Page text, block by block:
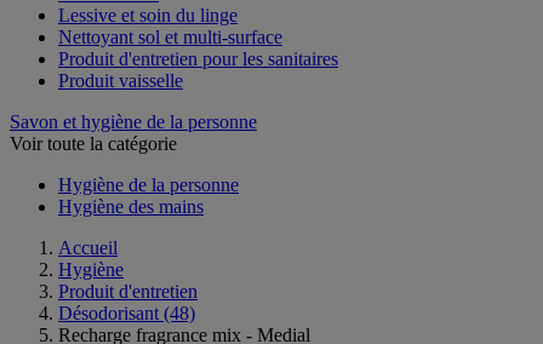
Désodorisant
Lessive et soin du linge
Nettoyant sol et multi-surface
Produit d'entretien pour les sanitaires
Savon et hygiène de la personne
Hygiène de la personne
Accueil
Hygiène
Produit d'entretien
Désodorisant (48)